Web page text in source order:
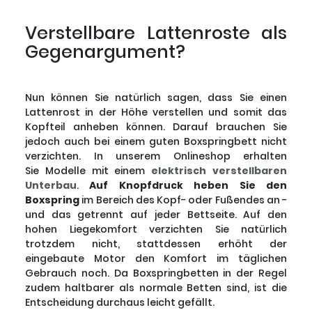
Verstellbare Lattenroste als
Gegenargument?
Nun können Sie natürlich sagen, dass Sie einen
Lattenrost in der Höhe verstellen und somit das
Kopfteil anheben können. Darauf brauchen Sie
jedoch auch bei einem guten Boxspringbett nicht
verzichten. In unserem Onlineshop erhalten
Sie Modelle mit einem elektrisch verstellbaren
Unterbau.Auf Knopfdruck heben Sie den
Boxspring im Bereich des Kopf- oder Fußendes an -
und das getrennt auf jeder Bettseite. Auf den
hohen Liegekomfort verzichten Sie natürlich
trotzdem nicht, stattdessen erhöht der
eingebaute Motor den Komfort im täglichen
Gebrauch noch. Da Boxspringbetten in der Regel
zudem haltbarer als normale Betten sind, ist die
Entscheidung durchaus leicht gefällt.